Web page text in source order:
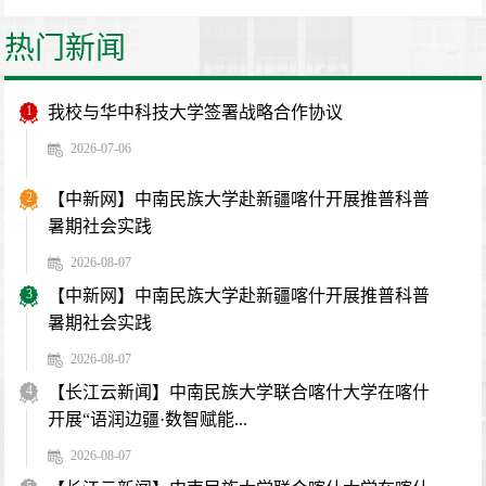
热门新闻
1 我校与华中科技大学签署战略合作协议
2026-07-06
2
【中新网】中南民族大学赴新疆喀什开展推普科普
暑期社会实践
2026-08-07
3
【中新网】中南民族大学赴新疆喀什开展推普科普
暑期社会实践
2026-08-07
4
【长江云新闻】中南民族大学联合喀什大学在喀什
开展“语润边疆·数智赋能...
2026-08-07